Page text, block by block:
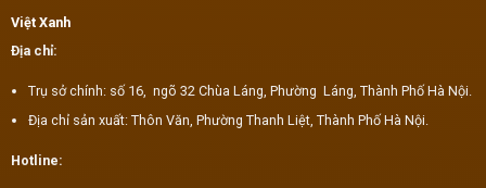
Việt Xanh
Địa chỉ:
Trụ sở chính: số 16, ngõ 32 Chùa Láng, Phường Láng, Thành Phố Hà Nội.
Địa chỉ sản xuất: Thôn Văn, Phường Thanh Liệt, Thành Phố Hà Nội.
Hotline: